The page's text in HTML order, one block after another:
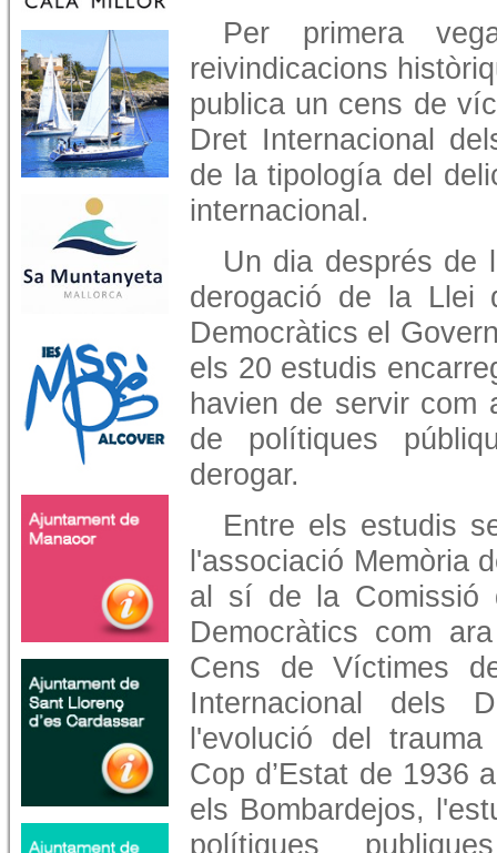
Per primera
reivindicacions
publica un cens de
Dret Internacional
de la tipología del
internacional.
Un dia després de
derogació de la Llei
Democràtics el
els 20 estudis
havien de servir com
de polítiques
derogar.
Entre els estudis
l'associació Memòria
al sí de la Comissió
Democràtics com
Cens de Víctimes
Internacional dels
l'evolució del
Cop d’Estat de 1936
els Bombardejos,
polítiques